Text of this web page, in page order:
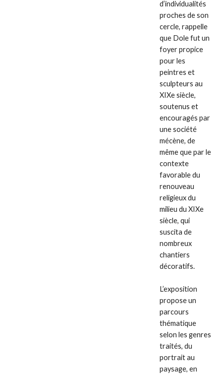
d’individualités
proches de son
cercle, rappelle
que Dole fut un
foyer propice
pour les
peintres et
sculpteurs au
XIXe siècle,
soutenus et
encouragés par
une société
mécène, de
même que par le
contexte
favorable du
renouveau
religieux du
milieu du XIXe
siècle, qui
suscita de
nombreux
chantiers
décoratifs.
L’exposition
propose un
parcours
thématique
selon les genres
traités, du
portrait au
paysage, en